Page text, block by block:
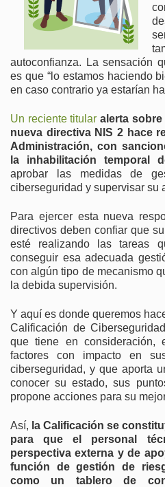
autoconfianza. La sensación
es que “lo estamos haciendo
en caso contrario ya estarían
Un reciente titular alerta
nueva directiva NIS 2 hace
Administración, con
la inhabilitación temporal
aprobar las medidas de
ciberseguridad y supervisar su
Para ejercer esta nueva
directivos deben confiar que
esté realizando las tareas
conseguir esa adecuada
con algún tipo de mecanismo
la debida supervisión.
Y aquí es donde queremos
Calificación de
que tiene en consideración,
factores con impacto en
ciberseguridad, y que aporta
conocer su estado, sus
propone acciones para su
Así, la Calificación se
para que el personal
perspectiva externa y de
función de gestión de
como un tablero de